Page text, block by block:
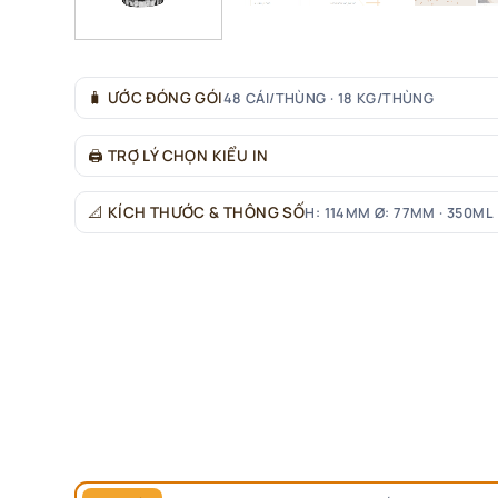
🧳 ƯỚC ĐÓNG GÓI48 CÁI/THÙNG · 18 KG/THÙNG
🖨 TRỢ LÝ CHỌN KIỂU IN
📐 KÍCH THƯỚC & THÔNG SỐH: 114MM Ø: 77MM · 350ML